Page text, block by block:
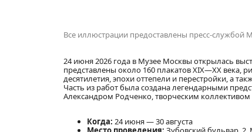
Все иллюстрации предоставлены пресс-службой
24 июня 2026 года в Музее Москвы открылась
представлены около 160 плакатов XIX—XX
десятилетия, эпохи оттепели и перестройки, а
Часть из работ была создана легендарными
Александром Родченко, творческим
Когда: 24 июня — 30 августа